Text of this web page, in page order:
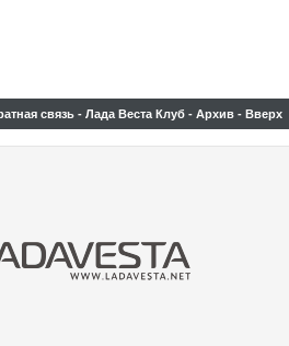
связь - Лада Веста Клуб - Архив - Вверх